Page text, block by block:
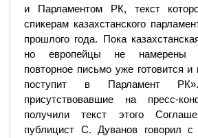
и Парламентом РК, текст
спикерам казахстанского
прошлого года. Пока
но европейцы не намерены
повторное письмо уже готовится
поступит в Парламент
присутствовавшие на пресс-
получили текст этого
публицист С. Дуванов говорил с